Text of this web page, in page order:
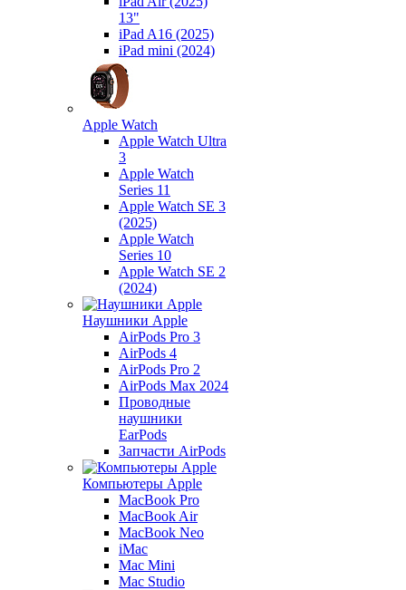
13"
iPad A16 (2025)
iPad mini (2024)
Apple Watch
Apple Watch Ultra
3
Apple Watch
Series 11
Apple Watch SE 3
(2025)
Apple Watch
Series 10
Apple Watch SE 2
(2024)
Наушники Apple
AirPods Pro 3
AirPods 4
AirPods Pro 2
AirPods Max 2024
Проводные
наушники
EarPods
Запчасти AirPods
Компьютеры Apple
MacBook Pro
MacBook Air
MacBook Neo
iMac
Mac Mini
Mac Studio